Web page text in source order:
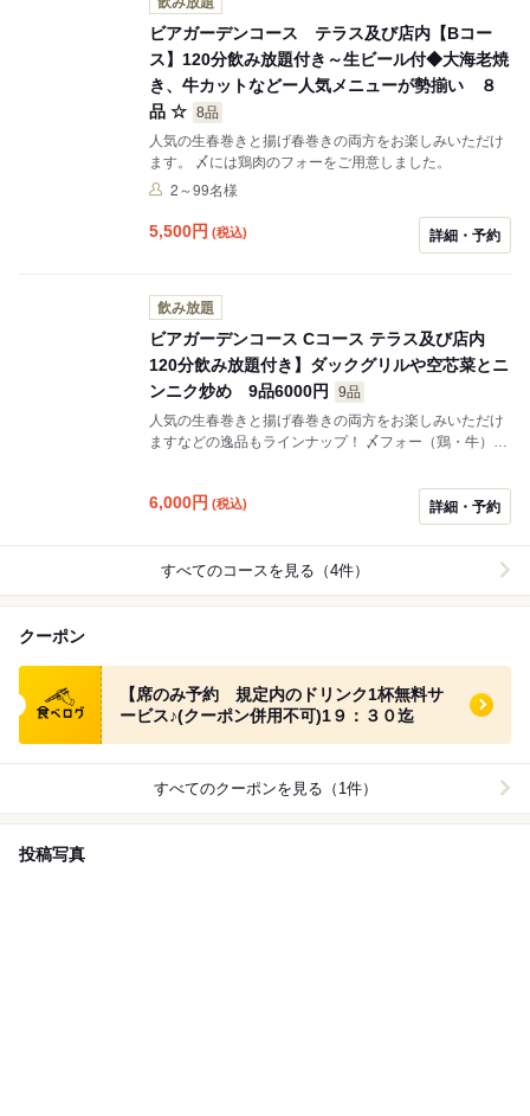
ビアガーデンコース テラス及び店内【Bコー
ス】120分飲み放題付き～生ビール付◆大海老焼
き、牛カットなどー人気メニューが勢揃い ８
品 ☆ 8品
人気の生春巻きと揚げ春巻きの両方をお楽しみいただけ
ます。 〆には鶏肉のフォーをご用意しました。
2～99名様
5,500円 (税込) 詳細・予約
飲み放題
ビアガーデンコース Cコース テラス及び店内
120分飲み放題付き】ダックグリルや空芯菜とニ
ンニク炒め 9品6000円
9品
人気の生春巻きと揚げ春巻きの両方をお楽しみいただけ
ますなどの逸品もラインナップ！ 〆フォー（鶏・牛）を
6,000円 (税込) 詳細・予約
すべてのコースを見る（4件）
クーポン
食べログ クーポン
【席のみ予約 規定内のドリンク1杯無料サ
ービス♪(クーポン併用不可)1９：３０迄
すべてのクーポンを見る（1件）
投稿写真